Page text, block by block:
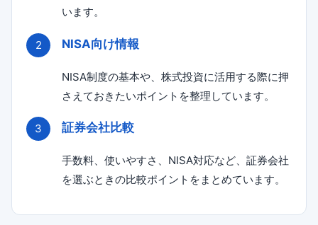
います。
NISA向け情報
NISA制度の基本や、株式投資に活用する際に押
さえておきたいポイントを整理しています。
証券会社比較
手数料、使いやすさ、NISA対応など、証券会社
を選ぶときの比較ポイントをまとめています。